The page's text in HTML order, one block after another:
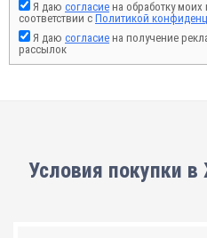
Я даю согласие на обработку
соответствии с Политикой
Я даю согласие на получение
рассылок
Условия покупки